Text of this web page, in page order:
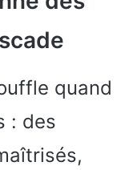
quand
: des